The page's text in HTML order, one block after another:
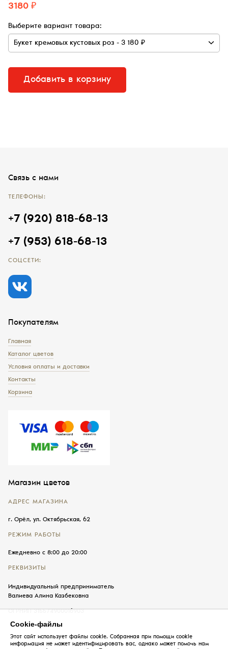
3180 ₽
Выберите вариант товара:
Добавить в корзину
Магазин цветов
АДРЕС МАГАЗИНА
г. Орёл, ул. Октябрьская, 62
РЕЖИМ РАБОТЫ
Ежедневно с 8:00 до 20:00
РЕКВИЗИТЫ
Индивидуальный предприниматель
Валиева Алина Казбековна
Покупателям
Главная
Каталог цветов
Условия оплаты и доставки
Контакты
Корзина
Связь с нами
ТЕЛЕФОНЫ:
+7 (920) 818-68-13
+7 (953) 618-68-13
СОЦСЕТИ:
Cookie-файлы
Этот сайт использует файлы cookie. Собранная при помощи cookie
информация не может идентифицировать вас, однако может помочь нам